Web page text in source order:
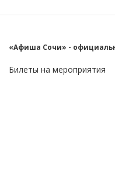
«Афиша Сочи» -
Билеты на мероприятия